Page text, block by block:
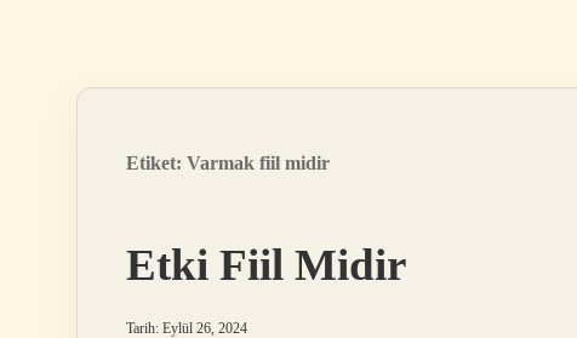
Etiket: Varmak fiil midir
Etki Fiil Midir
Tarih: Eylül 26, 2024